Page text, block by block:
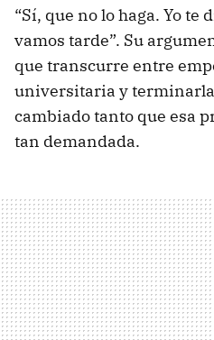
“Sí, que no lo haga. Yo te
vamos tarde”. Su
que transcurre entre
universitaria y
cambiado tanto que esa
tan demandada.